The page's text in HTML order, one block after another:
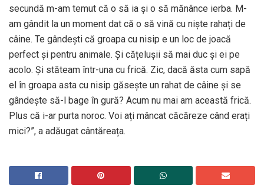
secundă m-am temut că o să ia și o să mănânce ierba. M-
am gândit la un moment dat că o să vină cu niște rahați de
câine. Te gândești că groapa cu nisip e un loc de joacă
perfect și pentru animale. Și cățelușii să mai duc și ei pe
acolo. Și stăteam într-una cu frică. Zic, dacă ăsta cum sapă
el în groapa asta cu nisip găsește un rahat de câine și se
gândește să-l bage în gură? Acum nu mai am această frică.
Plus că i-ar purta noroc. Voi ați mâncat căcăreze când erați
mici?”, a adăugat cântăreața.